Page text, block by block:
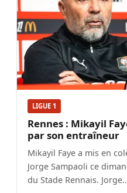
LIGUE 1
Rennes : Mikayil
par son entraîneur
Mikayil Faye a mis en
Jorge Sampaoli ce
du Stade Rennais.